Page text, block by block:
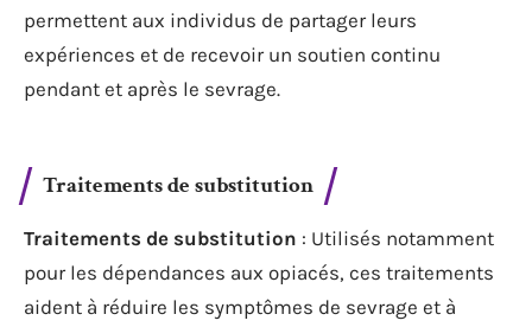
permettent aux individus de partager leurs
expériences et de recevoir un soutien continu
pendant et après le sevrage.
Traitements de substitution
Traitements de substitution : Utilisés notamment
pour les dépendances aux opiacés, ces traitements
aident à réduire les symptômes de sevrage et à